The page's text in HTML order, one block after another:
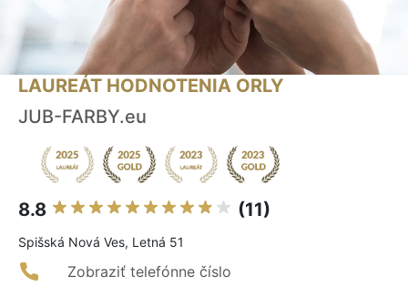
LAUREÁT HODNOTENIA ORLY
JUB-FARBY.eu
8.8 (11)
Spišská Nová Ves, Letná 51
Zobraziť telefónne číslo